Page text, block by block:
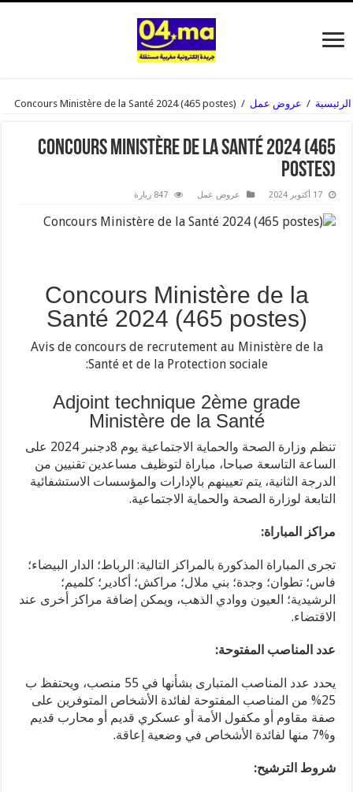
الرئيسية / عروض عمل /
Concours Ministère de la Santé 2024 (465 postes)
Concours Ministère de la Santé 2024 (465
postes)
17 أكتوبر 2024 عروض عمل 847 زيارة
Concours Ministère de la
Santé 2024 (465 postes)
Avis de concours de recrutement au Ministère de la
Santé et de la Protection sociale:
Adjoint technique 2ème grade
Ministère de la Santé
تنظم وزارة الصحة والحماية الاجتماعية يوم 8دجنبر 2024 على
الساعة التاسعة صباحا، مباراة لتوظيف مساعدين تقنيين من
الدرجة الثانية، يتم تعيينهم بالإدارات والمؤسسات الاستشفائية
التابعة لوزارة الصحة والحماية الاجتماعية.
مراكز المباراة:
تجرى المباراة المذكورة بالمراكز التالية: الرباط؛ الدار البيضاء؛
فاس؛ تطوان؛ وجدة؛ بني ملال؛ مراكش؛ أكادير؛ كلميم؛
الرشيدية؛ العيون ووادي الذهب، ويمكن إضافة مراكز أخرى عند
الاقتضاء.
عدد المناصب المفتوحة:
يحدد عدد المناصب المتبارى بشأنها في 55 منصب، ويحتفظ ب
25% من المناصب المفتوحة لفائدة الأشخاص المتوفرين على
صفة مقاوم أو مكفول الأمة أو عسكري قديم أو محارب قديم
و%7 منها لفائدة الأشخاص في وضعية إعاقة.
شروط الترشيح: